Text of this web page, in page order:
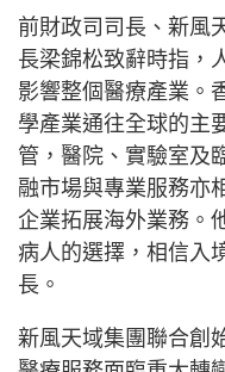
前財政司司長、新風
長梁錦松致辭時指，
影響整個醫療產業。
學產業通往全球的主
管，醫院、實驗室及
融市場與專業服務亦
企業拓展海外業務。
病人的選擇，相信入
長。
新風天域集團聯合創